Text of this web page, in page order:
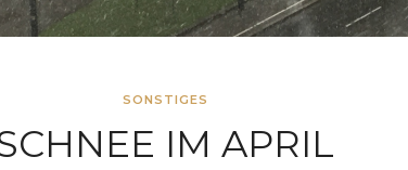
SONSTIGES
IM APRIL